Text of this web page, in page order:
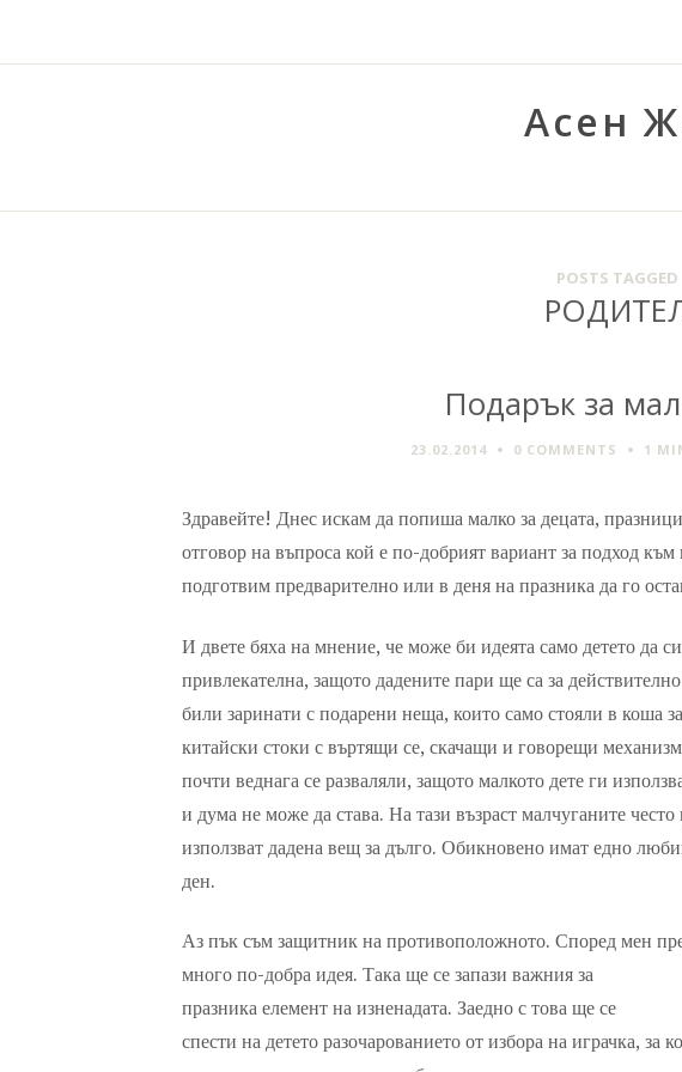
Асен
POSTS TAGGED
Подарък за
23.02.2014 0 COMMENTS 1
Здравейте! Днес искам да попиша малко за децата,
отговор на въпроса кой е по-добрият вариант за подход
подготвим предварително или в деня на празника да го
И двете бяха на мнение, че може би идеята само детето да
привлекателна, защото дадените пари ще са за
били заринати с подарени неща, които само стояли в коша
китайски стоки с въртящи се, скачащи и говорещи
почти веднага се разваляли, защото малкото дете ги
и дума не може да става. На тази възраст малчуганите
използват дадена вещ за дълго. Обикновено имат едно
ден.
Аз пък съм защитник на противоположното. Според мен
много по-добра идея. Така ще се запази важния за
празника елемент на изненадата. Заедно с това ще се
спести на детето разочарованието от избора на играчка, за